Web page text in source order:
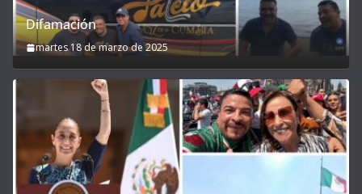
Difamación
martes 18 de marzo de 2025